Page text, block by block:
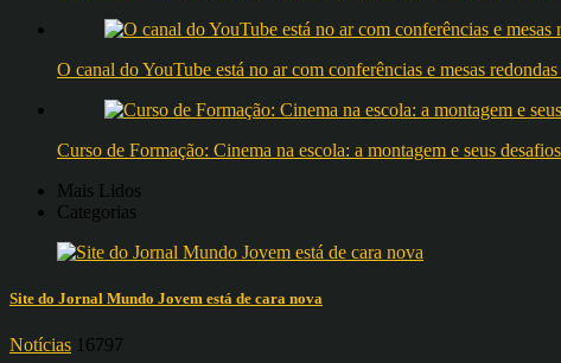
O canal do YouTube está no ar com conferências e mesas
Curso de Formação: Cinema na escola: a montagem e seus
Mais Lidos
Categorias
Site do Jornal Mundo Jovem está de cara nova
Notícias 16797